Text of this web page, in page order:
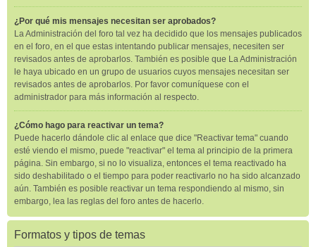
¿Por qué mis mensajes necesitan ser aprobados?
La Administración del foro tal vez ha decidido que los mensajes publicados
en el foro, en el que estas intentando publicar mensajes, necesiten ser
revisados antes de aprobarlos. También es posible que La Administración
le haya ubicado en un grupo de usuarios cuyos mensajes necesitan ser
revisados antes de aprobarlos. Por favor comuníquese con el
administrador para más información al respecto.
¿Cómo hago para reactivar un tema?
Puede hacerlo dándole clic al enlace que dice "Reactivar tema" cuando
esté viendo el mismo, puede "reactivar" el tema al principio de la primera
página. Sin embargo, si no lo visualiza, entonces el tema reactivado ha
sido deshabilitado o el tiempo para poder reactivarlo no ha sido alcanzado
aún. También es posible reactivar un tema respondiendo al mismo, sin
embargo, lea las reglas del foro antes de hacerlo.
Formatos y tipos de temas